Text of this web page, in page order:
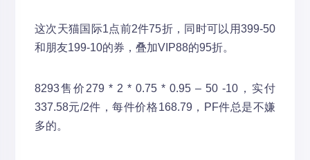
这次天猫国际1点前2件75折，同时可以用399-50
和朋友199-10的券，叠加VIP88的95折。
8293售价279 * 2 * 0.75 * 0.95 – 50 -10，实付
337.58元/2件，每件价格168.79，PF件总是不嫌
多的。